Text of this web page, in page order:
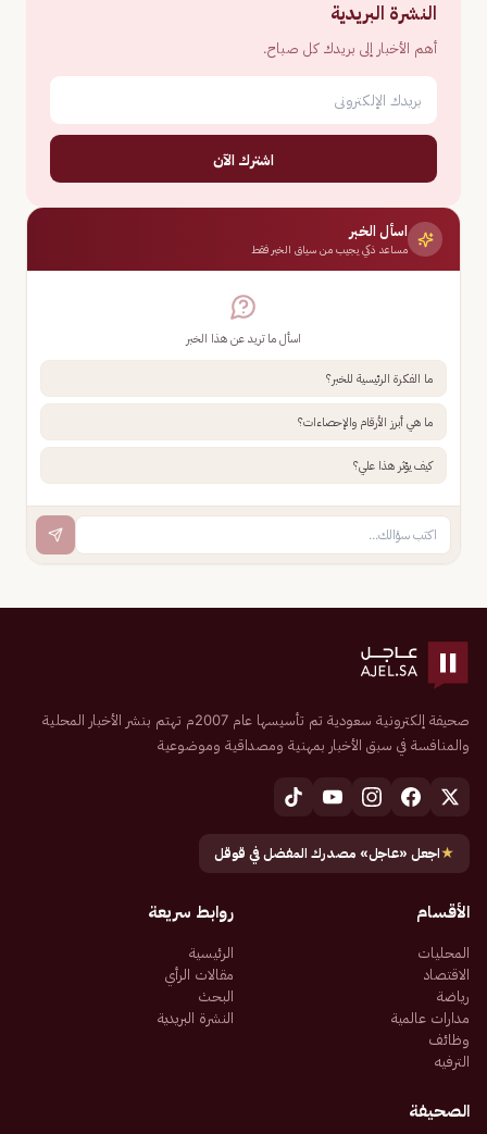
النشرة البريدية
أهم الأخبار إلى بريدك كل صباح.
اشترك الآن
اسأل الخبر
مساعد ذكي يجيب من سياق الخبر فقط
اسأل ما تريد عن هذا الخبر
ما الفكرة الرئيسية للخبر؟
ما هي أبرز الأرقام والإحصاءات؟
كيف يؤثر هذا علي؟
صحيفة إلكترونية سعودية تم تأسيسها عام 2007م تهتم بنشر الأخبار المحلية
والمنافسة في سبق الأخبار بمهنية ومصداقية وموضوعية
★اجعل «عاجل» مصدرك المفضل في قوقل
الأقسام
المحليات
الاقتصاد
رياضة
مدارات عالمية
وظائف
الترفيه
روابط سريعة
الرئيسية
مقالات الرأي
البحث
النشرة البريدية
الصحيفة